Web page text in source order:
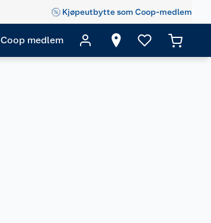
Kjøpeutbytte som Coop-medlem
Coop medlem